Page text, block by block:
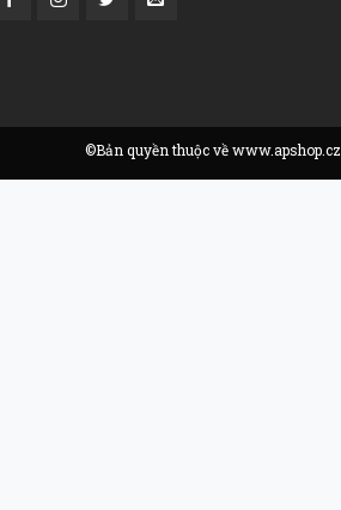
©Bản quyền thuộc về www.apshop.cz